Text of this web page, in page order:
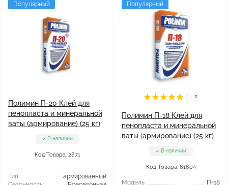
Популярный
Полимин П-20 Клей для
пенопласта и минеральной
ваты (армирование) (25 кг)
В наличии
Код Товара: 2871
Тип:
армированный
Популярный
2
Полимин П-18 Клей для
пенопласта и минеральной
ваты (армирование) (25 кг)
В наличии
Код Товара: 61604
Модель:
П-18